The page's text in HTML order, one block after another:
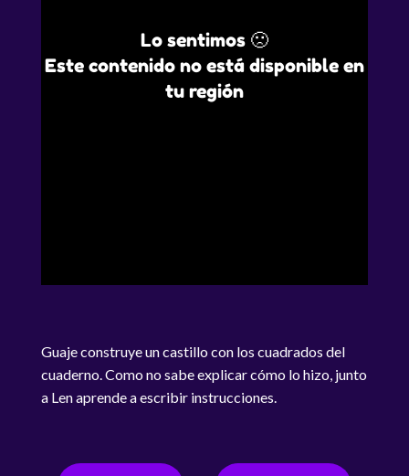
Lo sentimos 🙁
Este contenido no está disponible en
tu región
Guaje construye un castillo con los cuadrados del
cuaderno. Como no sabe explicar cómo lo hizo, junto
a Len aprende a escribir instrucciones.